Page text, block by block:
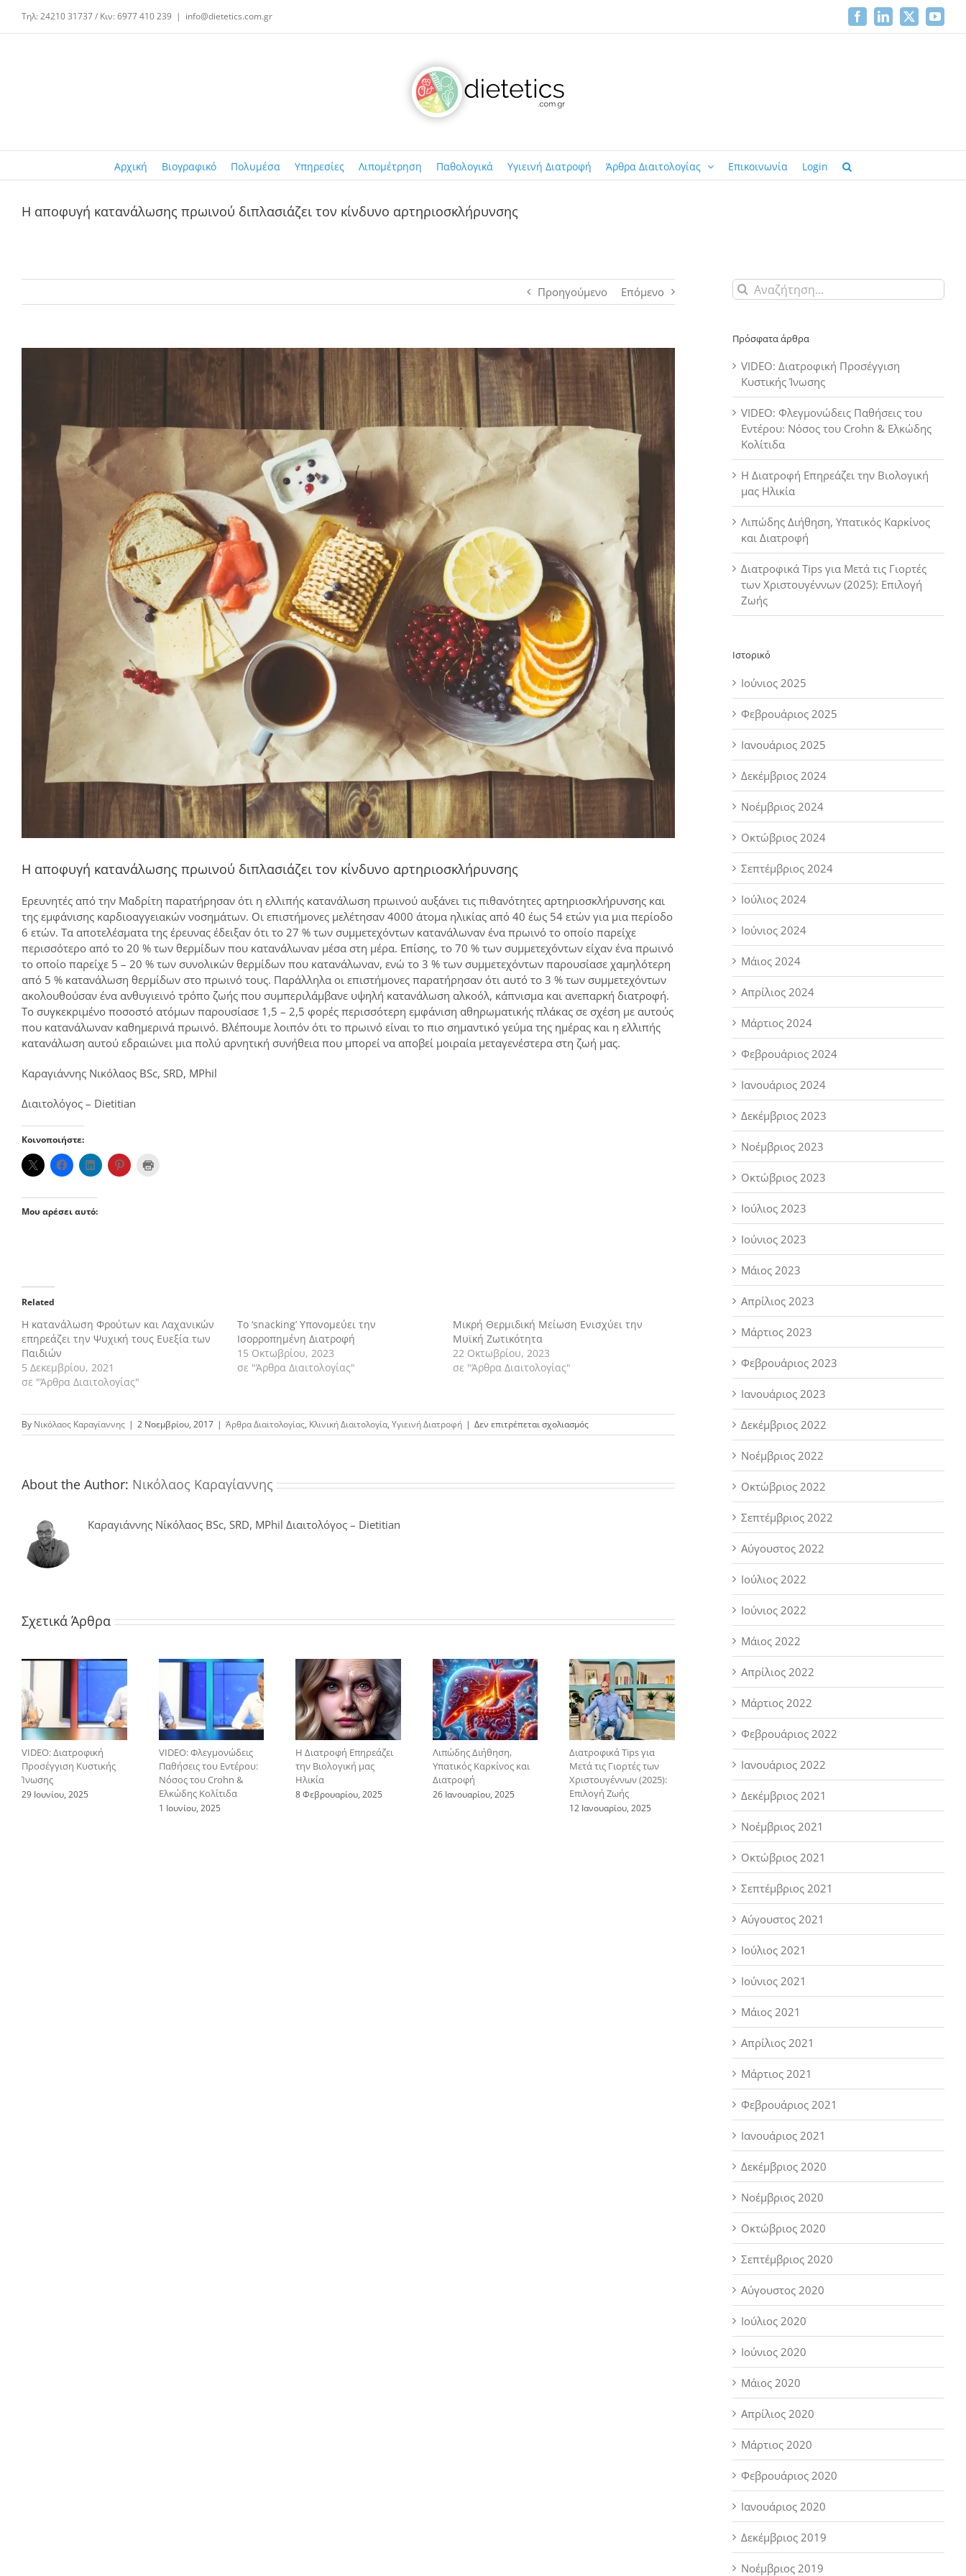
Τηλ: 24210 31737 / Κιν: 6977 410 239 | info@dietetics.com.gr FacebookLinkedIn
X
Αρχική Βιογραφικό Πολυμέσα Υπηρεσίες Λιπομέτρηση Παθολογικά Υγιεινή Διατροφή Άρθρα Διαιτολογίας Επικοινωνία Login
Η αποφυγή κατανάλωσης πρωινού διπλασιάζει τον κίνδυνο αρτηριοσκλήρυνσης
Προηγούμενο Επόμενο
Η αποφυγή κατανάλωσης πρωινού διπλασιάζει τον κίνδυνο αρτηριοσκλήρυνσης
Ερευνητές από την Μαδρίτη παρατήρησαν ότι η ελλιπής κατανάλωση πρωινού αυξάνει τις πιθανότητες αρτηριοσκλήρυνσης και
της εμφάνισης καρδιοαγγειακών νοσημάτων. Οι επιστήμονες μελέτησαν 4000 άτομα ηλικίας από 40 έως 54 ετών για μια περίοδο
6 ετών. Τα αποτελέσματα της έρευνας έδειξαν ότι το 27 % των συμμετεχόντων κατανάλωναν ένα πρωινό το οποίο παρείχε
περισσότερο από το 20 % των θερμίδων που κατανάλωναν μέσα στη μέρα. Επίσης, το 70 % των συμμετεχόντων είχαν ένα πρωινό
το οποίο παρείχε 5 – 20 % των συνολικών θερμίδων που κατανάλωναν, ενώ το 3 % των συμμετεχόντων παρουσίασε χαμηλότερη
από 5 % κατανάλωση θερμίδων στο πρωινό τους. Παράλληλα οι επιστήμονες παρατήρησαν ότι αυτό το 3 % των συμμετεχόντων
ακολουθούσαν ένα ανθυγιεινό τρόπο ζωής που συμπεριλάμβανε υψηλή κατανάλωση αλκοόλ, κάπνισμα και ανεπαρκή διατροφή.
Το συγκεκριμένο ποσοστό ατόμων παρουσίασε 1,5 – 2,5 φορές περισσότερη εμφάνιση αθηρωματικής πλάκας σε σχέση με αυτούς
που κατανάλωναν καθημερινά πρωινό. Βλέπουμε λοιπόν ότι το πρωινό είναι το πιο σημαντικό γεύμα της ημέρας και η ελλιπής
κατανάλωση αυτού εδραιώνει μια πολύ αρνητική συνήθεια που μπορεί να αποβεί μοιραία μεταγενέστερα στη ζωή μας.
Καραγιάννης Νικόλαος BSc, SRD, MPhil
Διαιτολόγος – Dietitian
Κοινοποιήστε:
Μου αρέσει αυτό:
Related
Η κατανάλωση Φρούτων και Λαχανικών
επηρεάζει την Ψυχική τους Ευεξία των
Παιδιών
5 Δεκεμβρίου, 2021
σε "Άρθρα Διαιτολογίας"
Το ‘snacking’ Υπονομεύει την
Ισορροπημένη Διατροφή
15 Οκτωβρίου, 2023
σε "Άρθρα Διαιτολογίας"
Μικρή Θερμιδική Μείωση Ενισχύει την
Μυϊκή Ζωτικότητα
22 Οκτωβρίου, 2023
σε "Άρθρα Διαιτολογίας"
By Νικόλαος Καραγίαννης | 2 Νοεμβρίου, 2017 | Άρθρα Διαιτολογίας, Κλινική Διαιτολογία, Υγιεινή Διατροφή | Δεν επιτρέπεται σχολιασμόςστο
Η
διπλασιάζει
About the Author: Νικόλαος Καραγίαννης
Καραγιάννης Νίκόλαος BSc, SRD, MPhil Διαιτολόγος – Dietitian
Σχετικά Άρθρα
VIDEO: Διατροφική
Προσέγγιση Κυστικής
Ίνωσης
29 Ιουνίου, 2025
VIDEO: Φλεγμονώδεις
Παθήσεις του Εντέρου:
Νόσος του Crohn &
Ελκώδης Κολίτιδα
1 Ιουνίου, 2025
Η Διατροφή Επηρεάζει
την Βιολογική μας
Ηλικία
8 Φεβρουαρίου, 2025
Λιπώδης Διήθηση,
Υπατικός Καρκίνος και
Διατροφή
26 Ιανουαρίου, 2025
Διατροφικά Tips για
Μετά τις Γιορτές των
Χριστουγέννων (2025):
Επιλογή Ζωής
12 Ιανουαρίου, 2025
Αναζήτηση
για:
Πρόσφατα άρθρα
VIDEO: Διατροφική Προσέγγιση
Κυστικής Ίνωσης
VIDEO: Φλεγμονώδεις Παθήσεις του
Εντέρου: Νόσος του Crohn & Ελκώδης
Κολίτιδα
Η Διατροφή Επηρεάζει την Βιολογική
μας Ηλικία
Λιπώδης Διήθηση, Υπατικός Καρκίνος
και Διατροφή
Διατροφικά Tips για Μετά τις Γιορτές
των Χριστουγέννων (2025): Επιλογή
Ζωής
Ιστορικό
Ιούνιος 2025
Φεβρουάριος 2025
Ιανουάριος 2025
Δεκέμβριος 2024
Νοέμβριος 2024
Οκτώβριος 2024
Σεπτέμβριος 2024
Ιούλιος 2024
Ιούνιος 2024
Μάιος 2024
Απρίλιος 2024
Μάρτιος 2024
Φεβρουάριος 2024
Ιανουάριος 2024
Δεκέμβριος 2023
Νοέμβριος 2023
Οκτώβριος 2023
Ιούλιος 2023
Ιούνιος 2023
Μάιος 2023
Απρίλιος 2023
Μάρτιος 2023
Φεβρουάριος 2023
Ιανουάριος 2023
Δεκέμβριος 2022
Νοέμβριος 2022
Οκτώβριος 2022
Σεπτέμβριος 2022
Αύγουστος 2022
Ιούλιος 2022
Ιούνιος 2022
Μάιος 2022
Απρίλιος 2022
Μάρτιος 2022
Φεβρουάριος 2022
Ιανουάριος 2022
Δεκέμβριος 2021
Νοέμβριος 2021
Οκτώβριος 2021
Σεπτέμβριος 2021
Αύγουστος 2021
Ιούλιος 2021
Ιούνιος 2021
Μάιος 2021
Απρίλιος 2021
Μάρτιος 2021
Φεβρουάριος 2021
Ιανουάριος 2021
Δεκέμβριος 2020
Νοέμβριος 2020
Οκτώβριος 2020
Σεπτέμβριος 2020
Αύγουστος 2020
Ιούλιος 2020
Ιούνιος 2020
Μάιος 2020
Απρίλιος 2020
Μάρτιος 2020
Φεβρουάριος 2020
Ιανουάριος 2020
Δεκέμβριος 2019
Νοέμβριος 2019